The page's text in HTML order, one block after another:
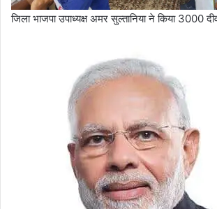
जिला भाजपा उपाध्यक्ष अमर सुल्तानिया ने किया 3000